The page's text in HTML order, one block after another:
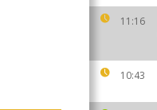
11:16
10:43